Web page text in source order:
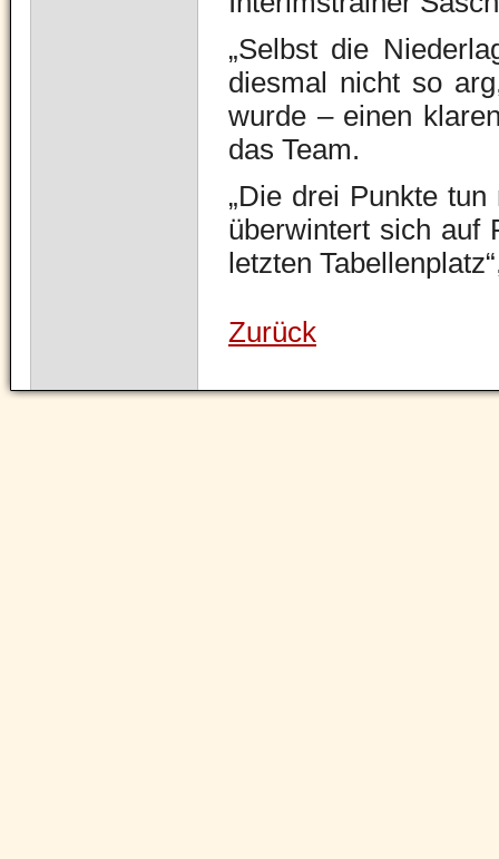
„Selbst die
diesmal nicht so
wurde – einen
das Team.
„Die drei Punkte
überwintert sich auf
letzten
Zurück
Navigation